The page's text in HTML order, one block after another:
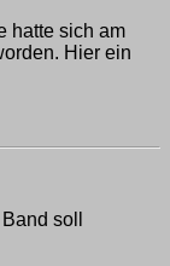
hatte sich am
Hier ein
soll